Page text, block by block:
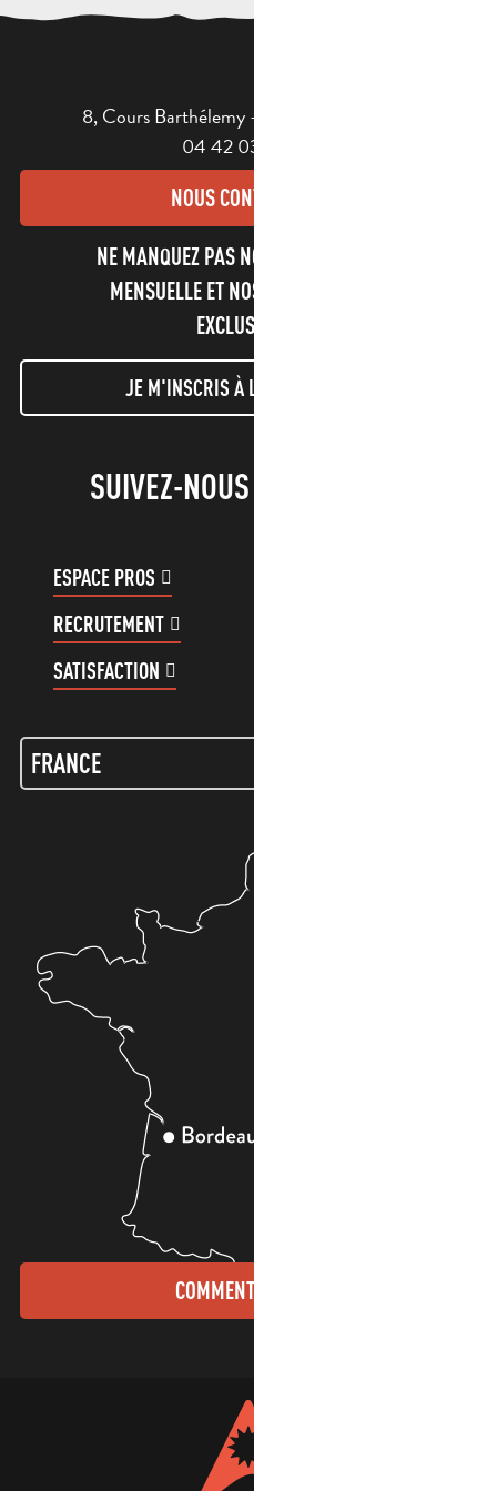
8, Cours Barthélemy - 13400 AUBAGNE
04 42 03 49 98
NOUS CONTACTER
NE MANQUEZ PAS NOTRE NEWSLETTER
MENSUELLE ET NOS INFORMATIONS
EXCLUSIVES !
JE M'INSCRIS À LA NEWSLETTER
SUIVEZ-NOUS !
ESPACE PROS
RECRUTEMENT
SATISFACTION
COMMENT VENIR ?